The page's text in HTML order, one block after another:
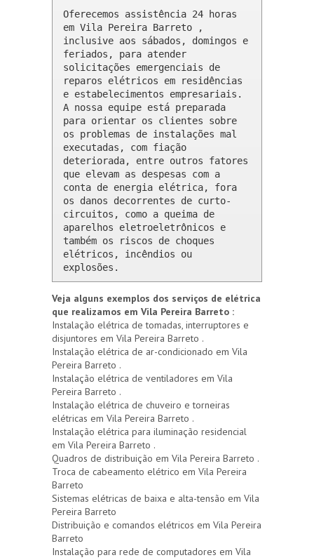
Oferecemos assistência 24 horas
em Vila Pereira Barreto ,
inclusive aos sábados, domingos e
feriados, para atender
solicitações emergenciais de
reparos elétricos em residências
e estabelecimentos empresariais.
A nossa equipe está preparada
para orientar os clientes sobre
os problemas de instalações mal
executadas, com fiação
deteriorada, entre outros fatores
que elevam as despesas com a
conta de energia elétrica, fora
os danos decorrentes de curto-
circuitos, como a queima de
aparelhos eletroeletrônicos e
também os riscos de choques
elétricos, incêndios ou
explosões.
Veja alguns exemplos dos serviços de elétrica
que realizamos em Vila Pereira Barreto :
Instalação elétrica de tomadas, interruptores e
disjuntores em Vila Pereira Barreto .
Instalação elétrica de ar-condicionado em Vila
Pereira Barreto .
Instalação elétrica de ventiladores em Vila
Pereira Barreto .
Instalação elétrica de chuveiro e torneiras
elétricas em Vila Pereira Barreto .
Instalação elétrica para iluminação residencial
em Vila Pereira Barreto .
Quadros de distribuição em Vila Pereira Barreto .
Troca de cabeamento elétrico em Vila Pereira
Barreto
Sistemas elétricas de baixa e alta-tensão em Vila
Pereira Barreto
Distribuição e comandos elétricos em Vila Pereira
Barreto
Instalação para rede de computadores em Vila